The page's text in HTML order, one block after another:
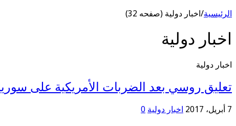
الرئيسية/اخبار دولية (صفحه 32)
اخبار دولية
اخبار دولية
تعليق روسي بعد الضربات الأمريكية على
7 أبريل، 2017 اخبار دولية 0